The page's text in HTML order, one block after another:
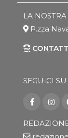
LA
P.zza
SEGUICI SU